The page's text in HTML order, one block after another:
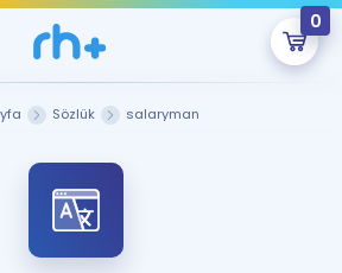
0
Şu An Boş.
hazırlayacak onlarca eğitim seni
bekliyor!
Sözlük salaryman